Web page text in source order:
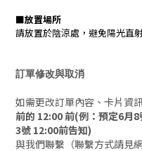
■放置場所
請放置於陰涼處，避免陽光直
訂單修改與取消
如需更改訂單內容、卡片資
前的 12:00 前(例：預定6月
3號 12:00前告知)
與我們聯繫（聯繫方式請見